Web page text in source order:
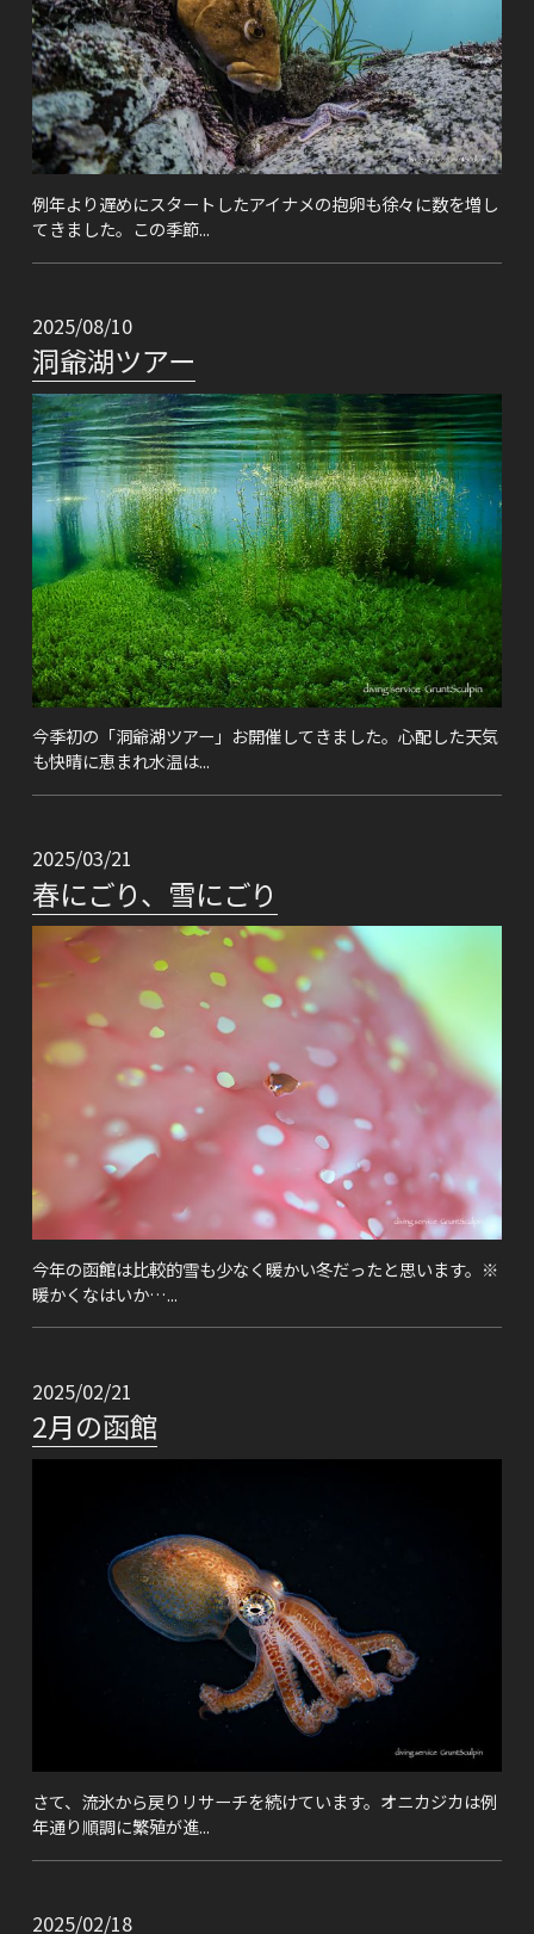
例年より遅めにスタートしたアイナメの抱卵も徐々に数を増し
てきました。この季節...
2025/08/10
洞爺湖ツアー
今季初の「洞爺湖ツアー」お開催してきました。心配した天気
も快晴に恵まれ水温は...
2025/03/21
春にごり、雪にごり
今年の函館は比較的雪も少なく暖かい冬だったと思います。※
暖かくなはいか…...
2025/02/21
2月の函館
さて、流氷から戻りリサーチを続けています。オニカジカは例
年通り順調に繁殖が進...
2025/02/18